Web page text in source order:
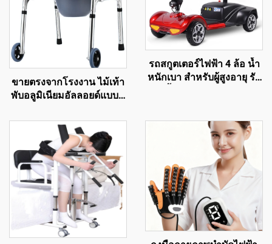
ขายตรงจากโรงงาน ไม้เท้า
พับอลูมิเนียมอัลลอยด์แบบมี
พิการ ซื้อโดยตรงจากแหล่ง
ผลิต
รถสกูตเตอร์ไฟฟ้า 4 ล้อ น้ำ
หนักเบา สำหรับผู้สูงอายุ รับ